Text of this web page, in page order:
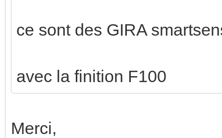
ce sont des GIRA
avec la finition F100
Merci,